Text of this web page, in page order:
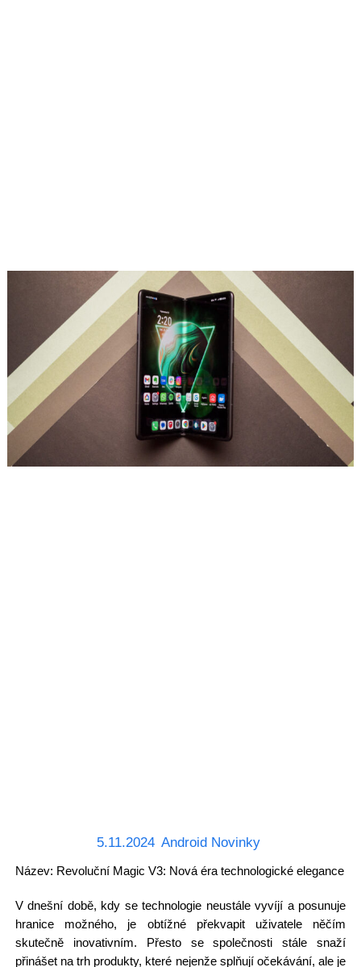
5.11.2024 Android Novinky
Název: Revoluční Magic V3: Nová éra technologické elegance
V dnešní době, kdy se technologie neustále vyvíjí a posunuje
hranice možného, je obtížné překvapit uživatele něčím
skutečně inovativním. Přesto se společnosti stále snaží
přinášet na trh produkty, které nejenže splňují očekávání, ale je